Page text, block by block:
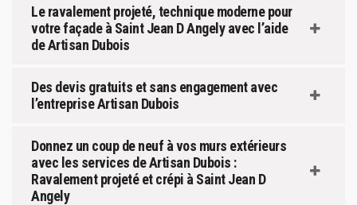
Le ravalement projeté, technique moderne pour
votre façade à Saint Jean D Angely avec l’aide
de Artisan Dubois
Des devis gratuits et sans engagement avec
l’entreprise Artisan Dubois
Donnez un coup de neuf à vos murs extérieurs
avec les services de Artisan Dubois :
Ravalement projeté et crépi à Saint Jean D
Angely